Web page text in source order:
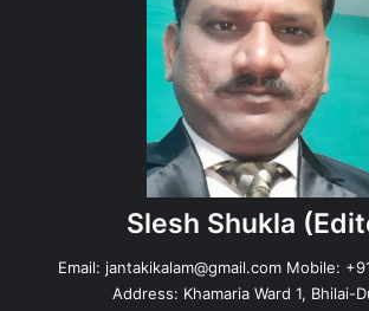
Slesh Shukla
Email: jantakikalam@gmail.com Mobile:
Address: Khamaria Ward 1, Bhilai-